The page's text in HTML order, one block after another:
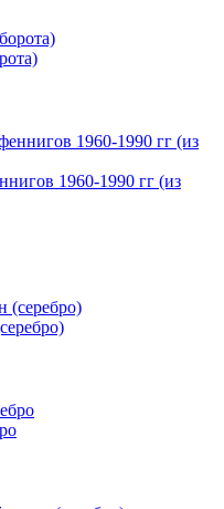
1960-1990 гг (из